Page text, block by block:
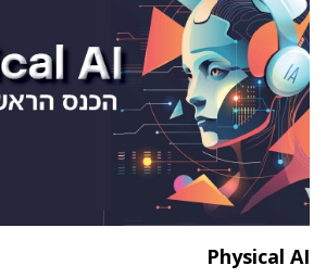
Physical AI